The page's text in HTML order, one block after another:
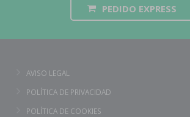
PEDIDO EXPRESS
AVISO LEGAL
POLÍTICA DE PRIVACIDAD
POLÍTICA DE COOKIES